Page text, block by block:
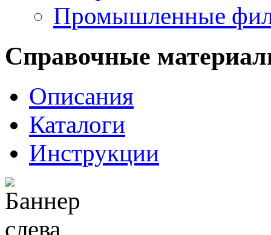
Промышленные
Справочные
Описания
Каталоги
Инструкции